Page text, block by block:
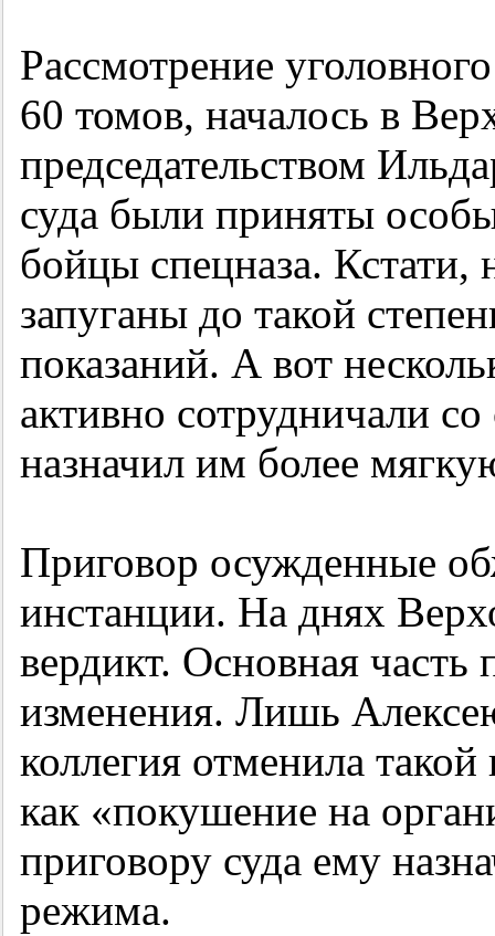
Рассмотрение
60 томов, началось в
председательством
суда были приняты
бойцы спецназа.
запуганы до такой
показаний. А вот
активно сотрудничали со
назначил им более
Приговор осужденные
инстанции. На днях
вердикт. Основная часть
изменения. Лишь
коллегия отменила
как «покушение на
приговору суда ему
режима.